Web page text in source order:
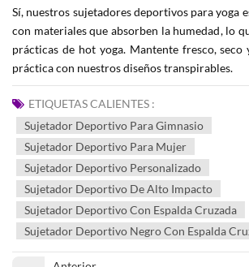
Sí, nuestros sujetadores deportivos para yoga
con materiales que absorben la humedad, lo
prácticas de hot yoga. Mantente fresco,
práctica con nuestros diseños transpirables.
ETIQUETAS CALIENTES :
Sujetador Deportivo Para Gimnasio
Sujetador Deportivo Para Mujer
Sujetador Deportivo Personalizado
Sujetador Deportivo De Alto Impacto
Sujetador Deportivo Con Espalda Cruzada
Sujetador Deportivo Negro Con Espalda